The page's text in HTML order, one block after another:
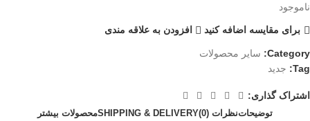
ناموجود
برای مقایسه اضافه کنید افزودن به علاقه مندی
Category:
سایر محصولات
Tag:
جدید
اشتراک گذاری:
توضیحاتنظرات (0) SHIPPING & DELIVERYمحصولات بیشتر